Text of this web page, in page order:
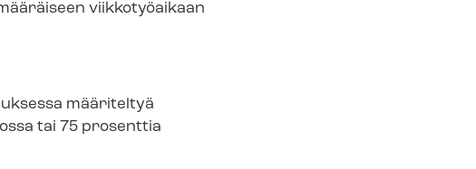
viikkotyöaikaan
määriteltyä
tai 75 prosenttia